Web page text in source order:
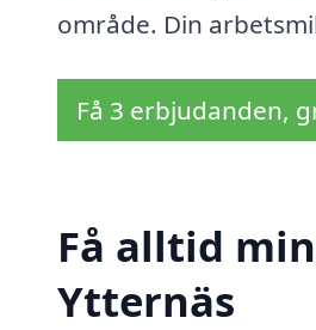
område. Din
Få 3 erbjudanden,
Få alltid
Ytternäs